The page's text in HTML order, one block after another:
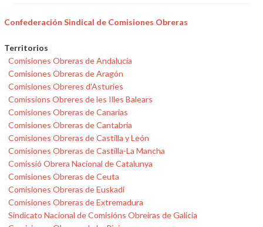
Confederación Sindical de Comisiones Obreras
Territorios
Comisiones Obreras de Andalucía
Comisiones Obreras de Aragón
Comisiones Obreres d'Asturies
Comissions Obreres de les Illes Balears
Comisiones Obreras de Canarias
Comisiones Obreras de Cantabria
Comisiones Obreras de Castilla y León
Comisiones Obreras de Castilla-La Mancha
Comissió Obrera Nacional de Catalunya
Comisiones Obreras de Ceuta
Comisiones Obreras de Euskadi
Comisiones Obreras de Extremadura
Sindicato Nacional de Comisións Obreiras de Galicia